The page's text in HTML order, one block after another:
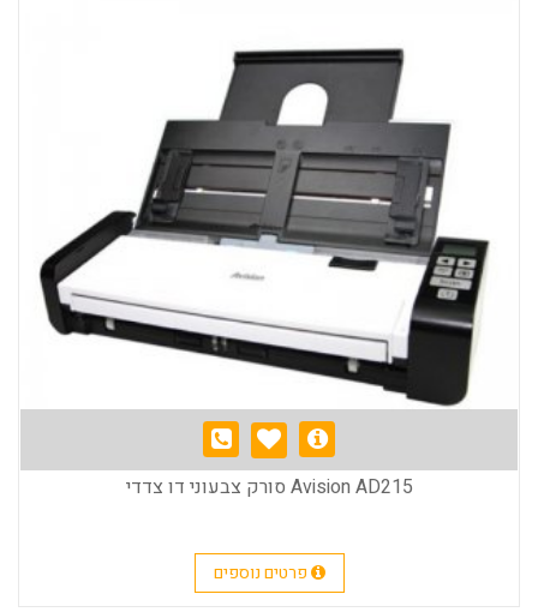
Avision AD215 סורק צבעוני דו צדדי
פרטים נוספים